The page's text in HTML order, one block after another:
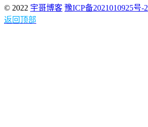
© 2022 宇哥博客 豫ICP备2021010925号-2
返回顶部